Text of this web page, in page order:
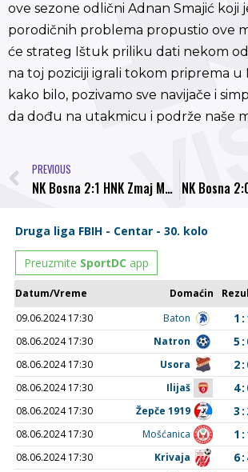
ove sezone odlični Adnan Smajić koji
porodičnih problema propustio ove
će strateg Ištuk priliku dati nekom od
na toj poziciji igrali tokom priprema u
kako bilo, pozivamo sve navijače i
da dođu na utakmicu i podrže naše
PREVIOUS
NK Bosna 2:1 HNK Zmaj Makarska NK Bosna